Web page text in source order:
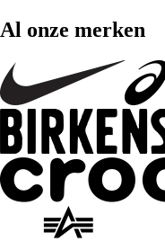
Al onze merken